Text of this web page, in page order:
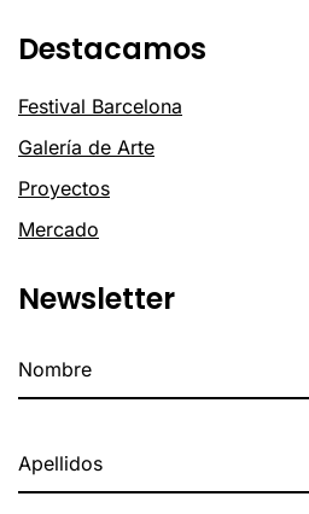
Destacamos
Festival Barcelona
Galería de Arte
Proyectos
Mercado
Newsletter